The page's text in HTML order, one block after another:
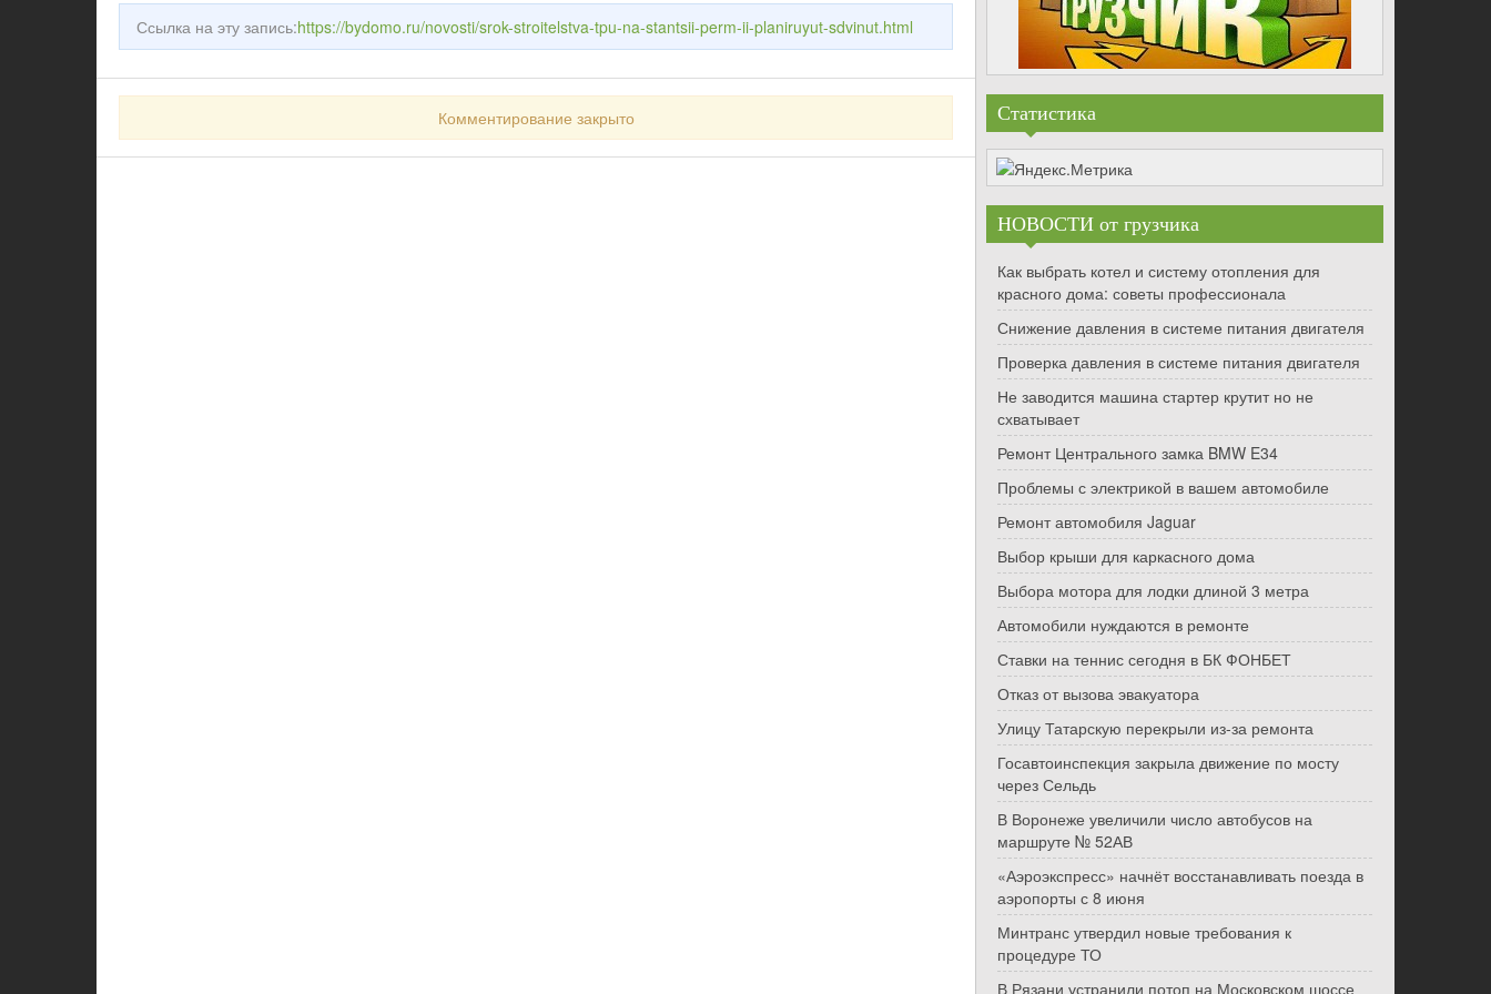
Ссылка на эту запись:https://bydomo.ru/novosti/srok-stroitelstva-tpu-na-stantsii-perm-ii-planiruyut-sdvinut.html
Комментирование закрыто Статистика
НОВОСТИ от грузчика
Как выбрать котел и систему отопления для
красного дома: советы профессионала
Снижение давления в системе питания двигателя
Проверка давления в системе питания двигателя
Не заводится машина стартер крутит но не
схватывает
Ремонт Центрального замка BMW E34
Проблемы с электрикой в вашем автомобиле
Ремонт автомобиля Jaguar
Выбор крыши для каркасного дома
Выбора мотора для лодки длиной 3 метра
Автомобили нуждаются в ремонте
Ставки на теннис сегодня в БК ФОНБЕТ
Отказ от вызова эвакуатора
Улицу Татарскую перекрыли из-за ремонта
Госавтоинспекция закрыла движение по мосту
через Сельдь
В Воронеже увеличили число автобусов на
маршруте № 52АВ
«Аэроэкспресс» начнёт восстанавливать поезда в
аэропорты с 8 июня
Минтранс утвердил новые требования к
процедуре ТО
В Рязани устранили потоп на Московском шоссе